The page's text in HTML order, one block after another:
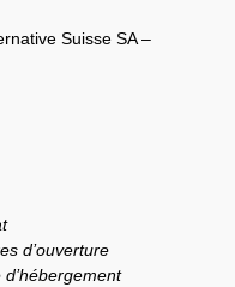
Suisse SA –
d’ouverture